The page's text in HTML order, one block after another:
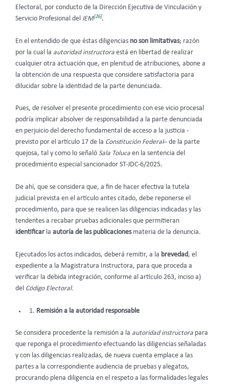
Electoral, por conducto de la Dirección Ejecutiva de Vinculación y
Servicio Profesional del IEM[26].
En el entendido de que éstas diligencias no son limitativas; razón
por la cual la autoridad instructora está en libertad de realizar
cualquier otra actuación que, en plenitud de atribuciones, abone a
la obtención de una respuesta que considere satisfactoria para
dilucidar sobre la identidad de la parte denunciada.
Pues, de resolver el presente procedimiento con ese vicio procesal
podría implicar absolver de responsabilidad a la parte denunciada
en perjuicio del derecho fundamental de acceso a la justicia -
previsto por el artículo 17 de la Constitución Federal– de la parte
quejosa, tal y como lo señaló Sala Toluca en la sentencia del
procedimiento especial sancionador ST-JDC-6/2025.
De ahí, que se considera que, a fin de hacer efectiva la tutela
judicial prevista en el artículo antes citado, debe reponerse el
procedimiento, para que se realicen las diligencias indicadas y las
tendentes a recabar pruebas adicionales que permitieran
identificarla autoría de las publicacionesmateria de la denuncia.
Ejecutados los actos indicados, deberá remitir, a la brevedad, el
expediente a la Magistratura Instructora, para que proceda a
verificar la debida integración, conforme al artículo 263, inciso a)
del Código Electoral.
Remisión a la autoridad responsable
Se considera procedente la remisión a la autoridad instructora para
que reponga el procedimiento efectuando las diligencias señaladas
y con las diligencias realizadas, de nueva cuenta emplace a las
partes a la correspondiente audiencia de pruebas y alegatos,
procurando plena diligencia en el respeto a las formalidades legales